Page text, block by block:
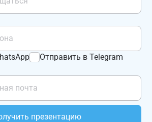
Отправить в Telegram
презентацию